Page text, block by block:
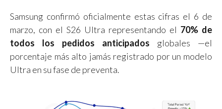
Samsung confirmó oficialmente estas cifras el 6 de
marzo, con el S26 Ultra representando el 70% de
todos los pedidos anticipados globales —el
porcentaje más alto jamás registrado por un modelo
Ultra en su fase de preventa.